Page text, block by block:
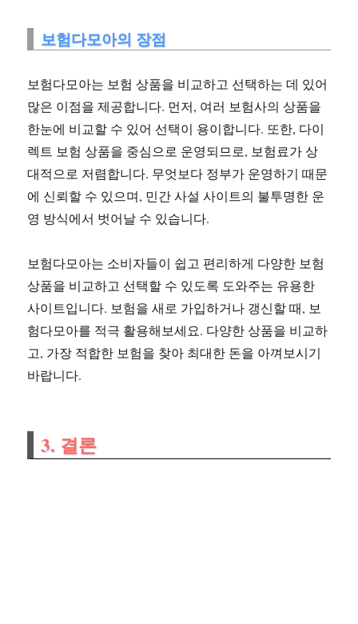
보험다모아의 장점
보험다모아는 보험 상품을 비교하고 선택하는 데 있어
많은 이점을 제공합니다. 먼저, 여러 보험사의 상품을
한눈에 비교할 수 있어 선택이 용이합니다. 또한, 다이
렉트 보험 상품을 중심으로 운영되므로, 보험료가 상
대적으로 저렴합니다. 무엇보다 정부가 운영하기 때문
에 신뢰할 수 있으며, 민간 사설 사이트의 불투명한 운
영 방식에서 벗어날 수 있습니다.
보험다모아는 소비자들이 쉽고 편리하게 다양한 보험
상품을 비교하고 선택할 수 있도록 도와주는 유용한
사이트입니다. 보험을 새로 가입하거나 갱신할 때, 보
험다모아를 적극 활용해보세요. 다양한 상품을 비교하
고, 가장 적합한 보험을 찾아 최대한 돈을 아껴보시기
바랍니다.
3. 결론